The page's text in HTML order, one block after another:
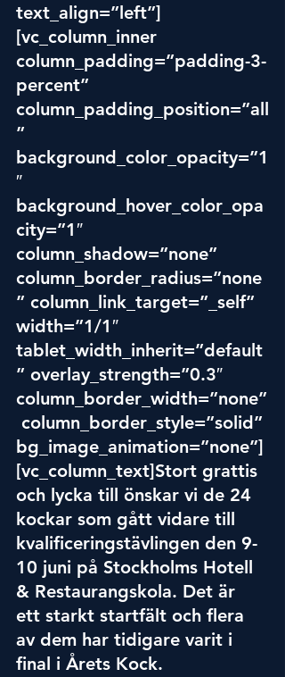
text_align=”left”]
[vc_column_inner
column_padding=”padding-3-
percent”
column_padding_position=”all
”
background_color_opacity=”1
″
background_hover_color_opa
city=”1″
column_shadow=”none”
column_border_radius=”none
” column_link_target=”_self”
width=”1/1″
tablet_width_inherit=”default
” overlay_strength=”0.3″
column_border_width=”none”
column_border_style=”solid”
bg_image_animation=”none”]
[vc_column_text]Stort grattis
och lycka till önskar vi de 24
kockar som gått vidare till
kvalificeringstävlingen den 9-
10 juni på Stockholms Hotell
& Restaurangskola. Det är
ett starkt startfält och flera
av dem har tidigare varit i
final i Årets Kock.